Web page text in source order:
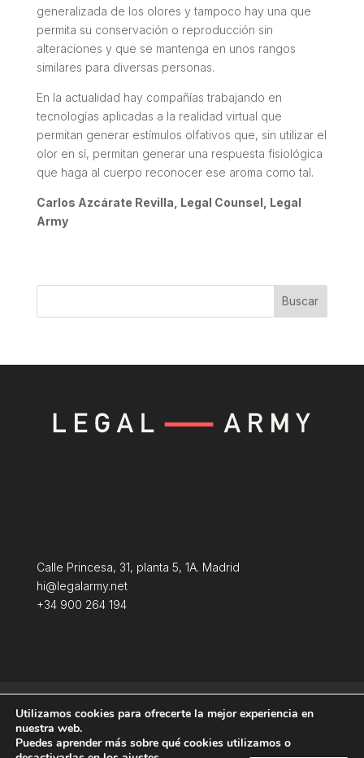
generalizada de los olores y tampoco hay una que
permita su conservación o reproducción sin
alteraciones y que se mantenga en unos rangos
similares para diversas personas.
En la actualidad hay compañías trabajando en
tecnologías aplicadas a la realidad virtual que
permitan generar estímulos olfativos que, sin utilizar el
olor en sí, permitan generar una respuesta fisiológica
que haga al cuerpo reconocer ese aroma como tal.
Carlos Azcárate Revilla, Legal Counsel, Legal
Army
Buscar
Calle Princesa, 31, planta 5, 1A. Madrid
hi@legalarmy.net
+34 900 264 194
Terminos y condiciones
Política de Cookies
Utilizamos cookies para ofrecerte la mejor experiencia en
nuestra web.
Puedes aprender más sobre qué cookies utilizamos o